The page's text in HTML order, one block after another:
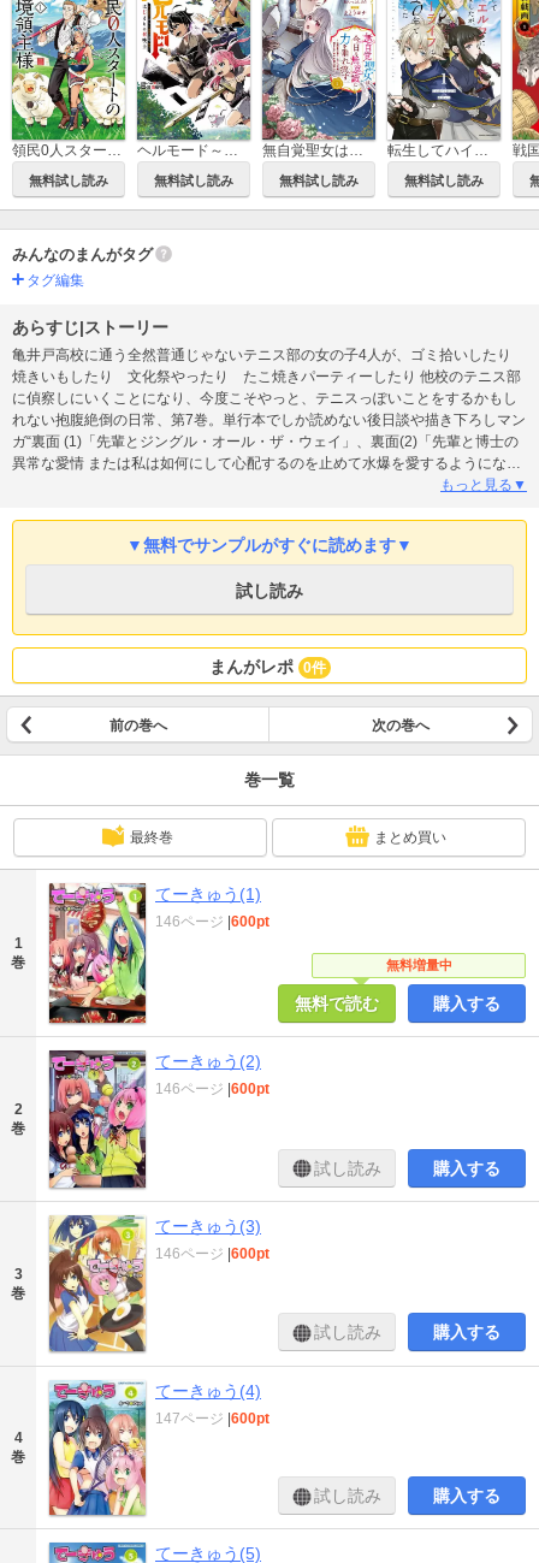
領民0人スタートの辺境領主様～青のディアスと蒼角の乙女～
無料試し読み
ヘルモード～やり込み好きのゲーマーは廃設定の異世界で無双する～ はじまりの召喚士
無料試し読み
無自覚聖女は今日も無意識に力を垂れ流す ～公爵家の落ちこぼれ令嬢、嫁ぎ先で幸せを掴み取る～
無料試し読み
転生してハイエルフになりましたが、スローライフは120年で飽きました -Highelf with a long life-
無料試し読み
戦
みんなのまんがタグ
タグ編集
あらすじ|ストーリー
亀井戸高校に通う全然普通じゃないテニス部の女の子4人が、ゴミ拾いしたり
焼きいもしたり 文化祭やったり たこ焼きパーティーしたり 他校のテニス部
に偵察しにいくことになり、今度こそやっと、テニスっぽいことをするかもし
れない抱腹絶倒の日常、第7巻。単行本でしか読めない後日談や描き下ろしマン
ガ“裏面 (1)「先輩とジングル・オール・ザ・ウェイ」、裏面(2)「先輩と博士の
異常な愛情 または私は如何にして心配するのを止めて水爆を愛するようになっ
たか」や、ルーツ自らが描いた、闇面 「兎亀高校庭球部」”も収録！もっと見る▼
▼無料でサンプルがすぐに読めます▼
試し読み
まんがレポ 0件
前の巻へ 次の巻へ
巻一覧
最終巻 まとめ買い
1
巻
てーきゅう(1)
無料増量中
146ページ |600pt
無料で読む 購入する
2
巻
てーきゅう(2)
146ページ |600pt
試し読み 購入する
3
巻
てーきゅう(3)
146ページ |600pt
試し読み 購入する
4
巻
てーきゅう(4)
147ページ |600pt
試し読み 購入する
てーきゅう(5)